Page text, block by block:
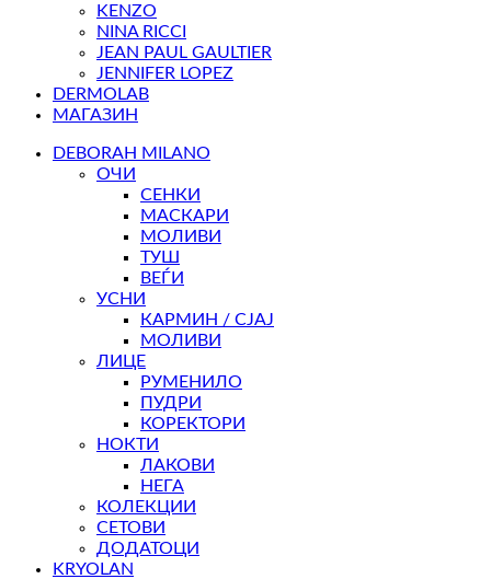
KENZO
NINA RICCI
JEAN PAUL GAULTIER
JENNIFER LOPEZ
DERMOLAB
МАГАЗИН
DEBORAH MILANO
ОЧИ
СЕНКИ
МАСКАРИ
МОЛИВИ
ТУШ
ВЕЃИ
УСНИ
КАРМИН / СЈАЈ
МОЛИВИ
ЛИЦЕ
РУМЕНИЛО
ПУДРИ
КОРЕКТОРИ
НОКТИ
ЛАКОВИ
НЕГА
КОЛЕКЦИИ
СЕТОВИ
ДОДАТОЦИ
KRYOLAN